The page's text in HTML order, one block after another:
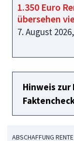
1.350 Euro
übersehen
7. August
Hinweis zur
ABSCHAFFUNG